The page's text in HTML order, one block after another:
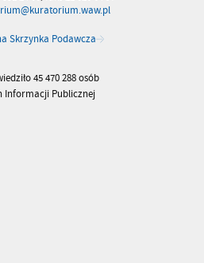
Skrzynka Podawcza
45 470 288 osób
Informacji Publicznej